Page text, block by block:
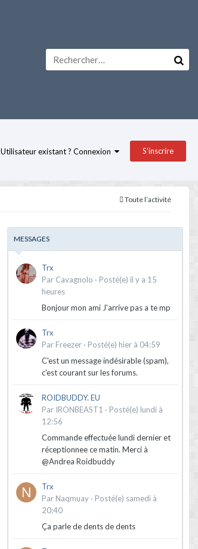
Utilisateur existant ? Connexion S’inscrire
Toute l’activité
MESSAGES
Trx
Par Cavagnolo · Posté(e) il y a 15
heures
Bonjour mon ami J'arrive pas a te mp
Trx
Par Freezer · Posté(e) hier à 04:59
C'est un message indésirable (spam),
c'est courant sur les forums.
ROIDBUDDY. EU
Par IRONBEAST1 · Posté(e) lundi à
12:56
Commande effectuée lundi dernier et
réceptionnee ce matin. Merci à
@Andrea Roidbuddy
Trx
Par Naqmuay · Posté(e) samedi à
20:40
Ça parle de dents de dents